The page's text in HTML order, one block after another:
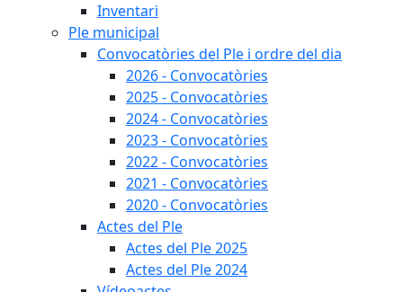
Inventari
Ple municipal
Convocatòries del Ple i ordre del dia
2026 - Convocatòries
2025 - Convocatòries
2024 - Convocatòries
2023 - Convocatòries
2022 - Convocatòries
2021 - Convocatòries
2020 - Convocatòries
Actes del Ple
Actes del Ple 2025
Actes del Ple 2024